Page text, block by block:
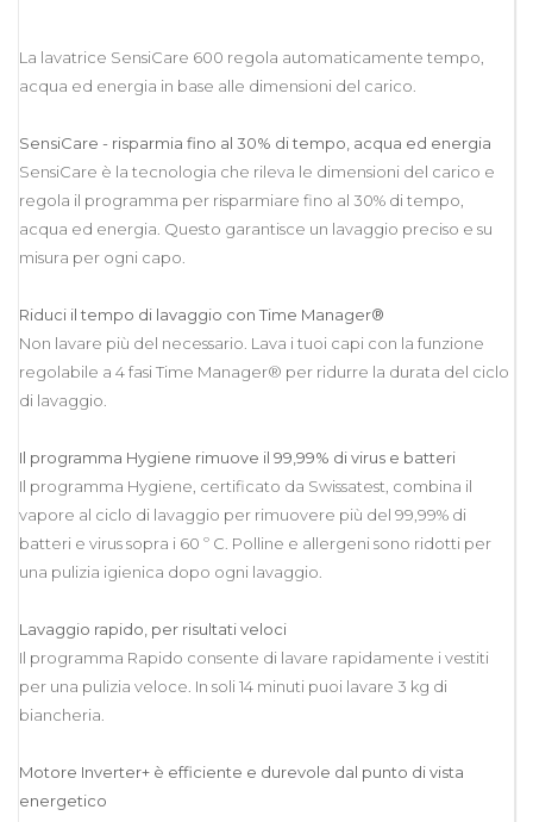
La lavatrice SensiCare 600 regola automaticamente tempo,
acqua ed energia in base alle dimensioni del carico.
SensiCare - risparmia fino al 30% di tempo, acqua ed energia
SensiCare è la tecnologia che rileva le dimensioni del carico e
regola il programma per risparmiare fino al 30% di tempo,
acqua ed energia. Questo garantisce un lavaggio preciso e su
misura per ogni capo.
Riduci il tempo di lavaggio con Time Manager®
Non lavare più del necessario. Lava i tuoi capi con la funzione
regolabile a 4 fasi Time Manager® per ridurre la durata del ciclo
di lavaggio.
Il programma Hygiene rimuove il 99,99% di virus e batteri
Il programma Hygiene, certificato da Swissatest, combina il
vapore al ciclo di lavaggio per rimuovere più del 99,99% di
batteri e virus sopra i 60 º C. Polline e allergeni sono ridotti per
una pulizia igienica dopo ogni lavaggio.
Lavaggio rapido, per risultati veloci
Il programma Rapido consente di lavare rapidamente i vestiti
per una pulizia veloce. In soli 14 minuti puoi lavare 3 kg di
biancheria.
Motore Inverter+ è efficiente e durevole dal punto di vista
energetico